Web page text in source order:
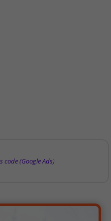
code (Google Ads)